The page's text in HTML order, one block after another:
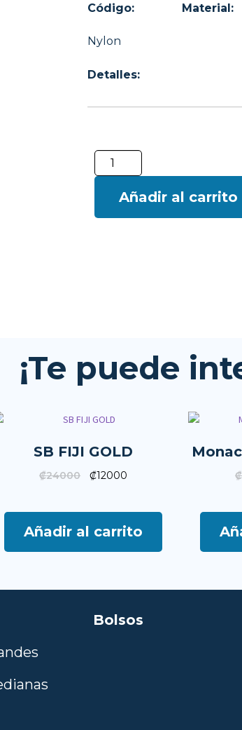
Código: Material:
Nylon
Detalles:
Añadir al carrito
¡Te puede
SB FIJI GOLD
₡24000 ₡12000
Añadir al carrito
₡
Bolsos